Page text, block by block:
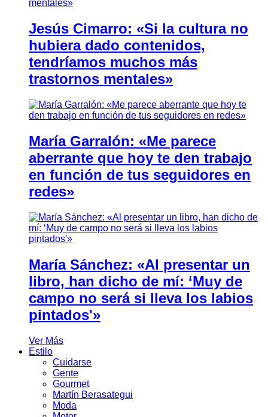
Jesús Cimarro: «Si la cultura no
hubiera dado contenidos,
tendríamos muchos más
trastornos mentales»
María Garralón: «Me parece
aberrante que hoy te den trabajo
en función de tus seguidores en
redes»
María Sánchez: «Al presentar un
libro, han dicho de mí: ‘Muy de
campo no será si lleva los labios
pintados'»
Ver Más
Estilo
Cuidarse
Gente
Gourmet
Martín Berasategui
Moda